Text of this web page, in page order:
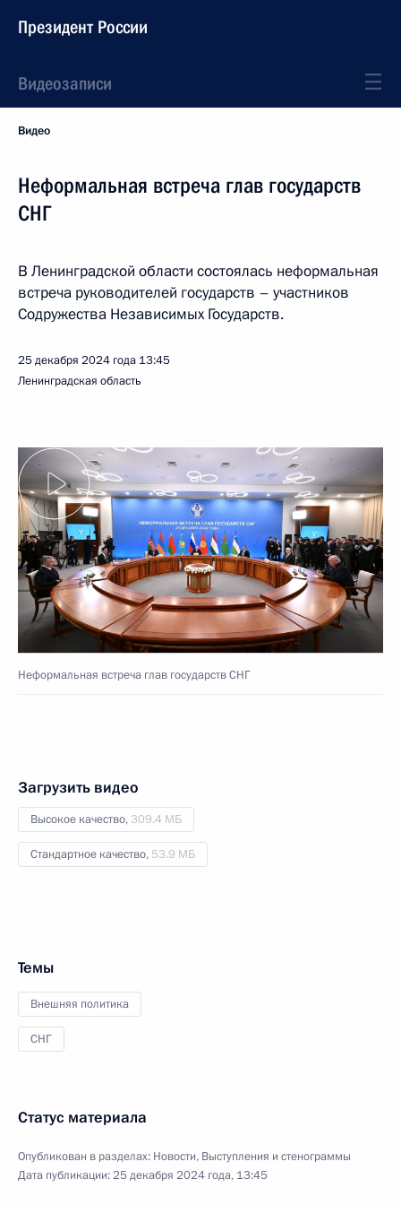
Президент России
Видеозаписи
Видео
Неформальная встреча глав государств
СНГ
В Ленинградской области состоялась неформальная
встреча руководителей государств – участников
Содружества Независимых Государств.
25 декабря 2024 года 13:45
Ленинградская область
Неформальная встреча глав государств СНГ
Загрузить видео
Высокое качество, 309.4 МБ
Стандартное качество, 53.9 МБ
Темы
Внешняя политика
СНГ
Статус материала
Опубликован в разделах: Новости, Выступления и стенограммы
Дата публикации:25 декабря 2024 года, 13:45